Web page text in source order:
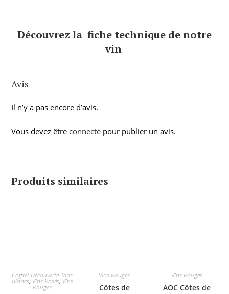
Découvrez la fiche technique de notre
vin
Avis
Il n’y a pas encore d’avis.
Vous devez être connecté pour publier un avis.
Produits similaires
Coffret Découverte, Vins
Blancs, Vins Rosés, Vins
Rouges
Vins Rouges
Côtes de
Vins Rouges
AOC Côtes de